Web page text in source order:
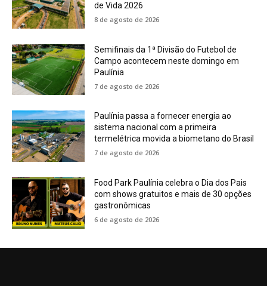
de Vida 2026
8 de agosto de 2026
Semifinais da 1ª Divisão do Futebol de
Campo acontecem neste domingo em
Paulínia
7 de agosto de 2026
Paulínia passa a fornecer energia ao
sistema nacional com a primeira
termelétrica movida a biometano do Brasil
7 de agosto de 2026
Food Park Paulínia celebra o Dia dos Pais
com shows gratuitos e mais de 30 opções
gastronômicas
6 de agosto de 2026